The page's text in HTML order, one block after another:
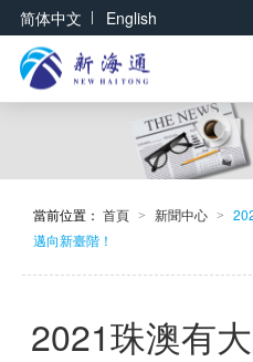
简体中文 | English
當前位置： 首頁 > 新聞中心 >
邁向新臺階！
2021珠澳有